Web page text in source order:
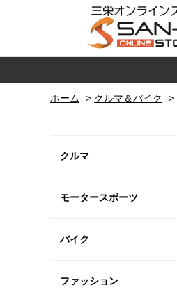
ホーム > クルマ＆バイク >
クルマ
モータースポーツ
バイク
ファッション